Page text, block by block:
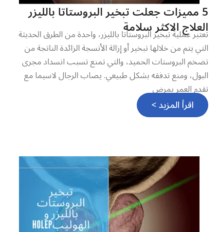
5 مميزات جعلت تبخير البروستاتا بالليزر
العلاج الاكثر سلامة
تعتبر عملية تبخير البروستاتا بالليزر، واحدة من الطرق الحديثة
التي يتم من خلالها تبخير أو إزالة الأنسجة الزائدة الناتجة من
تضخم البروستات الحميد، والتي تمنع تسبب انسداد مجرى
البول، ومنع تدفقه بشكل طبيعي. يصاب الرجال لاسيما مع
تقدم العمر بمرض
اقرأ المزيد >